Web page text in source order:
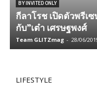
BY INVITED ONLY
กีลาโรช เปิดตัวพรีเ
กับ”เต๋า​ เศรษฐพงศ​์
Team GLITZmag - 28/06/
LIFESTYLE